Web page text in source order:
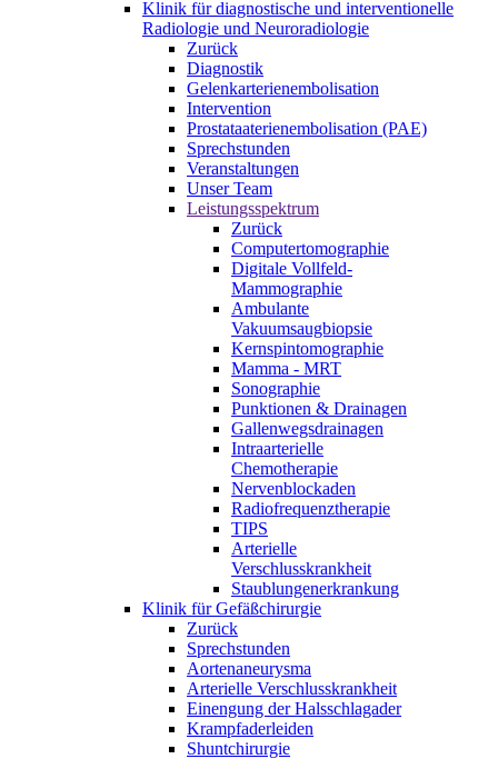
Klinik für diagnostische und interventionelle
Radiologie und Neuroradiologie
Zurück
Diagnostik
Gelenkarterienembolisation
Intervention
Prostataaterienembolisation (PAE)
Sprechstunden
Veranstaltungen
Unser Team
Leistungsspektrum
Zurück
Computertomographie
Digitale Vollfeld-
Mammographie
Ambulante
Vakuumsaugbiopsie
Kernspintomographie
Mamma - MRT
Sonographie
Punktionen & Drainagen
Gallenwegsdrainagen
Intraarterielle
Chemotherapie
Nervenblockaden
Radiofrequenztherapie
TIPS
Arterielle
Verschlusskrankheit
Staublungenerkrankung
Klinik für Gefäßchirurgie
Zurück
Sprechstunden
Aortenaneurysma
Arterielle Verschlusskrankheit
Einengung der Halsschlagader
Krampfaderleiden
Shuntchirurgie